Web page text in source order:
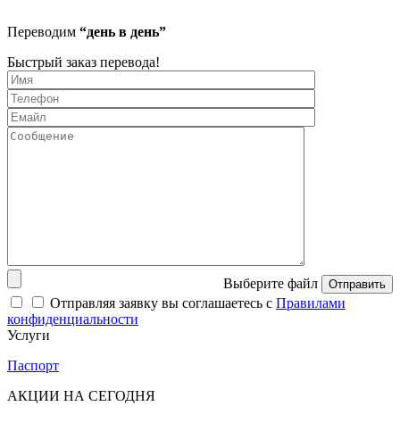
Переводим “день в день”
Быстрый заказ перевода!
Выберите файл Отправить
Отправляя заявку вы соглашаетесь с Правилами
конфиденциальности
Услуги
Паспорт
АКЦИИ НА СЕГОДНЯ